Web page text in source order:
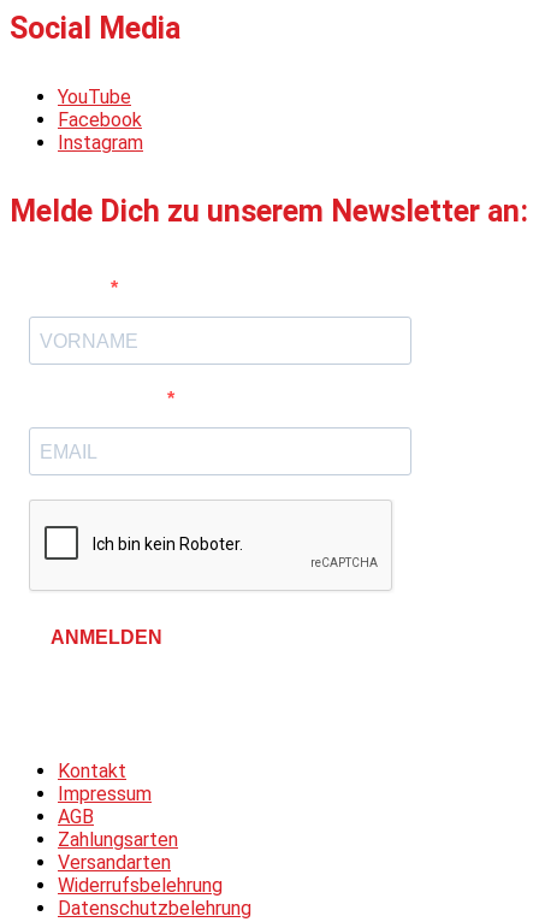
Social Media
YouTube
Facebook
Instagram
Melde Dich zu unserem Newsletter an:
ANMELDEN
Kontakt
Impressum
AGB
Zahlungsarten
Versandarten
Widerrufsbelehrung
Datenschutzbelehrung